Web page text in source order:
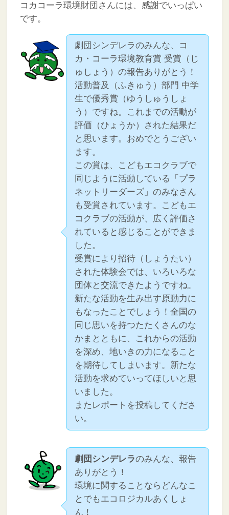
コカコーラ環境財団さんには、感謝でいっぱい
です。
劇団シンデレラのみんな、コ
カ・コーラ環境教育賞 受賞（じ
ゅしょう）の報告ありがとう！
活動普及（ふきゅう）部門 中学
生で優秀賞（ゆうしゅうしょ
う）ですね。これまでの活動が
評価（ひょうか）された結果だ
と思います。おめでとうござい
ます。
この賞は、こどもエコクラブで
同じように活動している「プラ
ネットリーダーズ」のみなさん
も受賞されています。こどもエ
コクラブの活動が、広く評価さ
れていると感じることができま
した。
受賞により招待（しょうたい）
された体験会では、いろいろな
団体と交流できたようですね。
新たな活動を生み出す原動力に
もなったことでしょう！全国の
同じ思いを持つたたくさんのな
かまとともに、これからの活動
を深め、地いきの力になること
を期待してしまいます。新たな
活動を求めていってほしいと思
いました。
またレポートを投稿してくださ
い。
劇団シンデレラのみんな、報告
ありがとう！
環境に関することならどんなこ
とでもエコロジカルあくしょ
ん！